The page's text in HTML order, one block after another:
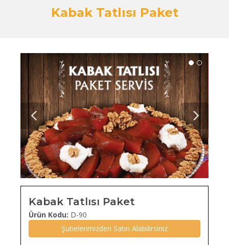
Kabak Tatlısı Paket
Kabak Tatlısı Paket
Ürün Kodu: D-90
Şubelerimizden Satın Alabilirsiniz